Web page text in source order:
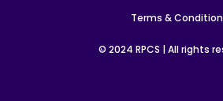
b
t
t
t
u
t
Terms & Condition
© 2024 RPCS | All rights